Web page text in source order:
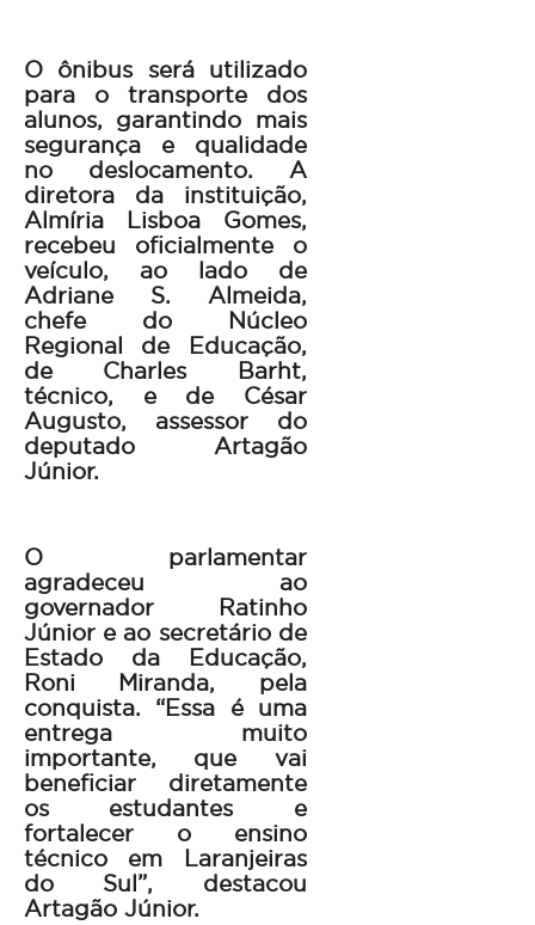
O ônibus será utilizado
para o transporte dos
alunos, garantindo mais
segurança e qualidade
no deslocamento. A
diretora da instituição,
Almíria Lisboa Gomes,
recebeu oficialmente o
veículo, ao lado de
Adriane S. Almeida,
chefe do Núcleo
Regional de Educação,
de Charles Barht,
técnico, e de César
Augusto, assessor do
deputado Artagão
Júnior.
O parlamentar
agradeceu ao
governador Ratinho
Júnior e ao secretário de
Estado da Educação,
Roni Miranda, pela
conquista. “Essa é uma
entrega muito
importante, que vai
beneficiar diretamente
os estudantes e
fortalecer o ensino
técnico em Laranjeiras
do Sul”, destacou
Artagão Júnior.